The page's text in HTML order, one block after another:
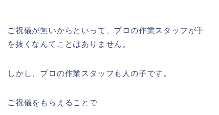
ご祝儀が無いからといって、プロの作業スタッフが手
を抜くなんてことはありません。
しかし、プロの作業スタッフも人の子です。
ご祝儀をもらえることで